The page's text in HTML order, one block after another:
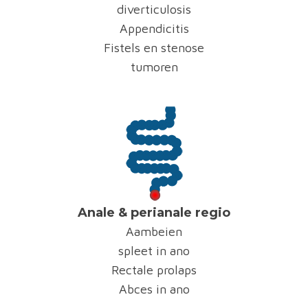
diverticulosis
Appendicitis
Fistels en stenose
tumoren
Anale & perianale regio
Aambeien
spleet in ano
Rectale prolaps
Abces in ano